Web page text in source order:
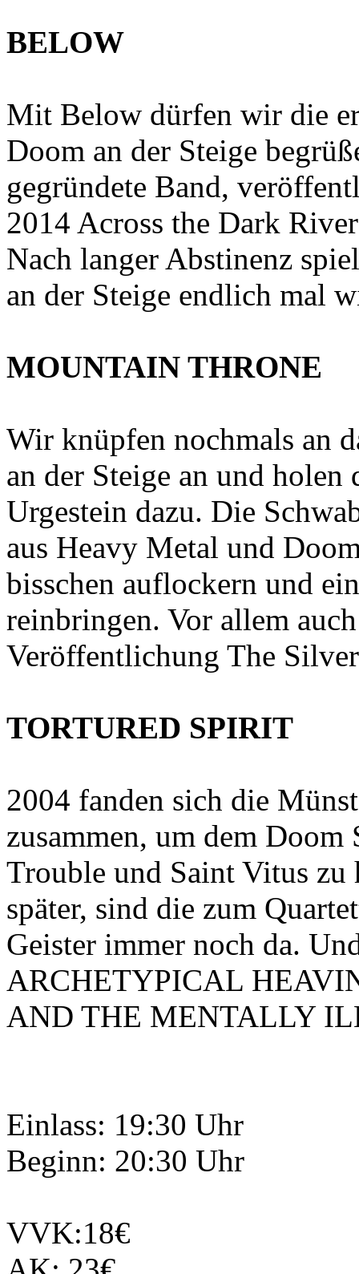
BELOW
Mit Below dürfen wir die
Doom an der Steige
gegründete Band,
2014 Across the Dark
Nach langer Abstinenz
an der Steige endlich mal
MOUNTAIN THRONE
Wir knüpfen nochmals an
an der Steige an und holen
Urgestein dazu. Die
aus Heavy Metal und
bisschen auflockern und
reinbringen. Vor allem
Veröffentlichung The
TORTURED SPIRIT
2004 fanden sich die
zusammen, um dem Doom
Trouble und Saint Vitus zu
später, sind die zum
Geister immer noch da.
ARCHETYPICAL
AND THE MENTALLY
Einlass: 19:30 Uhr
Beginn: 20:30 Uhr
VVK:18€